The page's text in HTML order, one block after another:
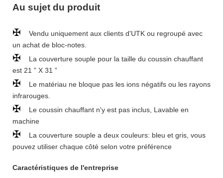
Au sujet du produit
✠
Vendu uniquement aux clients d'UTK ou regroupé avec
un achat de bloc-notes.
✠
La couverture souple pour la taille du coussin chauffant
est 21 ” X 31 ”
✠
Le matériau ne bloque pas les ions négatifs ou les rayons
infrarouges.
✠
Le coussin chauffant n'y est pas inclus, Lavable en
machine
✠
La couverture souple a deux couleurs: bleu et gris, vous
pouvez utiliser chaque côté selon votre préférence
Caractéristiques de l'entreprise